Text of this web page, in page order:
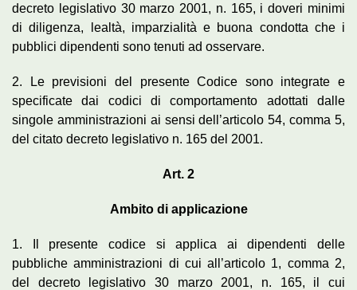
decreto legislativo 30 marzo 2001, n. 165, i doveri minimi
di diligenza, lealtà, imparzialità e buona condotta che i
pubblici dipendenti sono tenuti ad osservare.
2. Le previsioni del presente Codice sono integrate e
specificate dai codici di comportamento adottati dalle
singole amministrazioni ai sensi dell’articolo 54, comma 5,
del citato decreto legislativo n. 165 del 2001.
Art. 2
Ambito di applicazione
1. Il presente codice si applica ai dipendenti delle
pubbliche amministrazioni di cui all’articolo 1, comma 2,
del decreto legislativo 30 marzo 2001, n. 165, il cui